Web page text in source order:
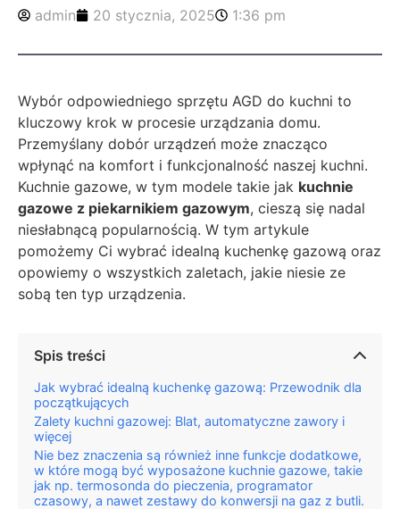
admin 20 stycznia, 2025 1:36 pm
Wybór odpowiedniego sprzętu AGD do kuchni to
kluczowy krok w procesie urządzania domu.
Przemyślany dobór urządzeń może znacząco
wpłynąć na komfort i funkcjonalność naszej kuchni.
Kuchnie gazowe, w tym modele takie jak kuchnie
gazowe z piekarnikiem gazowym, cieszą się nadal
niesłabnącą popularnością. W tym artykule
pomożemy Ci wybrać idealną kuchenkę gazową oraz
opowiemy o wszystkich zaletach, jakie niesie ze
sobą ten typ urządzenia.
Spis treści
Jak wybrać idealną kuchenkę gazową: Przewodnik dla
początkujących
Zalety kuchni gazowej: Blat, automatyczne zawory i
więcej
Nie bez znaczenia są również inne funkcje dodatkowe,
w które mogą być wyposażone kuchnie gazowe, takie
jak np. termosonda do pieczenia, programator
czasowy, a nawet zestawy do konwersji na gaz z butli.